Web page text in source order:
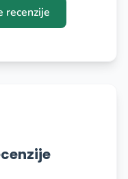
recenzije